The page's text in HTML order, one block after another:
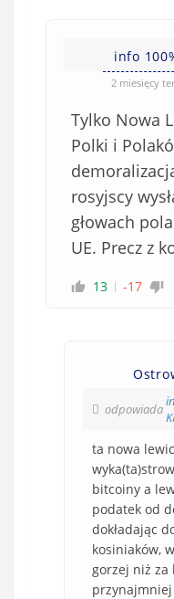
info
2 miesięcy
Tylko Nowa
Polki i
rosyjscy
głowach
UE. Precz z
13 -17
odpowiada
ta nowa
bitcoiny a
podatek od
dokładając
kosiniaków,
gorzej niż za